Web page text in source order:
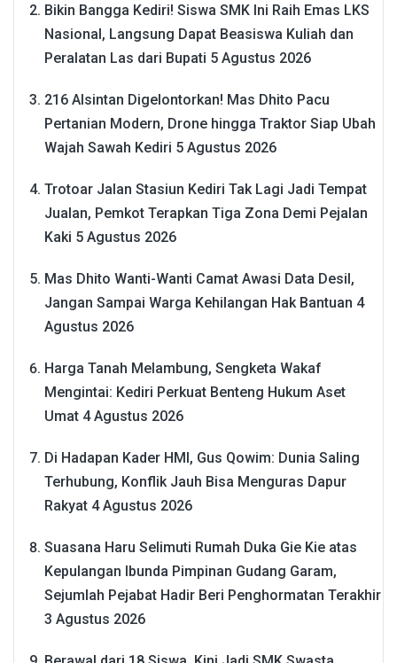
Bikin Bangga Kediri! Siswa SMK Ini Raih Emas LKS
Nasional, Langsung Dapat Beasiswa Kuliah dan
Peralatan Las dari Bupati 5 Agustus 2026
216 Alsintan Digelontorkan! Mas Dhito Pacu
Pertanian Modern, Drone hingga Traktor Siap Ubah
Wajah Sawah Kediri 5 Agustus 2026
Trotoar Jalan Stasiun Kediri Tak Lagi Jadi Tempat
Jualan, Pemkot Terapkan Tiga Zona Demi Pejalan
Kaki 5 Agustus 2026
Mas Dhito Wanti-Wanti Camat Awasi Data Desil,
Jangan Sampai Warga Kehilangan Hak Bantuan 4
Agustus 2026
Harga Tanah Melambung, Sengketa Wakaf
Mengintai: Kediri Perkuat Benteng Hukum Aset
Umat 4 Agustus 2026
Di Hadapan Kader HMI, Gus Qowim: Dunia Saling
Terhubung, Konflik Jauh Bisa Menguras Dapur
Rakyat 4 Agustus 2026
Suasana Haru Selimuti Rumah Duka Gie Kie atas
Kepulangan Ibunda Pimpinan Gudang Garam,
Sejumlah Pejabat Hadir Beri Penghormatan Terakhir
3 Agustus 2026